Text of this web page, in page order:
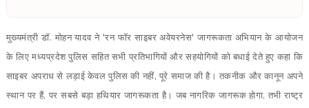
मुख्यमंत्री डॉ. मोहन यादव ने 'रन फॉर साइबर अवेयरनेस' जागरूकता अभियान के आयोजन
के लिए मध्यप्रदेश पुलिस सहित सभी प्रतिभागियों और सहयोगियों को बधाई देते हुए कहा कि
साइबर अपराध से लड़ाई केवल पुलिस की नहीं, पूरे समाज की है। तकनीक और कानून अपने
स्थान पर हैं, पर सबसे बड़ा हथियार जागरूकता है। जब नागरिक जागरूक होगा, तभी राष्ट्र